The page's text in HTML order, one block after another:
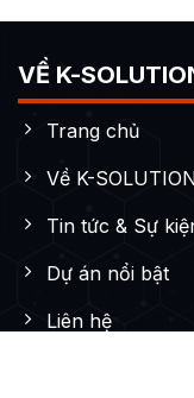
VỀ K-
Trang chủ
Về K-
Tin tức & Sự
Dự án nổi bật
Liên hệ